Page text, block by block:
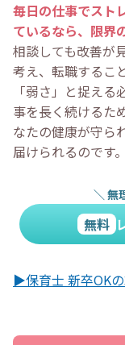
毎日の仕事でスト
ているなら、限界
相談しても改善が
考え、転職するこ
「弱さ」と捉える
事を長く続けるた
なたの健康が守ら
届けられるのです。
＼ 無
無料
▶保育士 新卒OK